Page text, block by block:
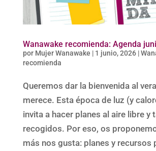
Wanawake recomienda: Agenda
por Mujer Wanawake | 1 junio, 2026|
recomienda
Queremos dar la bienvenida al
merece. Esta época de luz (y
invita a hacer planes al aire libre y
recogidos. Por eso, os
más nos gusta: planes y recursos